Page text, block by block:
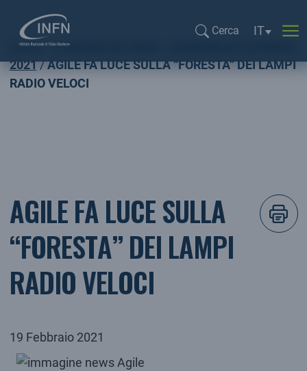
Cerca
IT
Home
COMUNICATI INFN
2021
AGILE FA LUCE SULLA “FORESTA” DEI LAMPI
RADIO VELOCI
AGILE FA LUCE SULLA
“FORESTA” DEI LAMPI
RADIO VELOCI
19 Febbraio 2021